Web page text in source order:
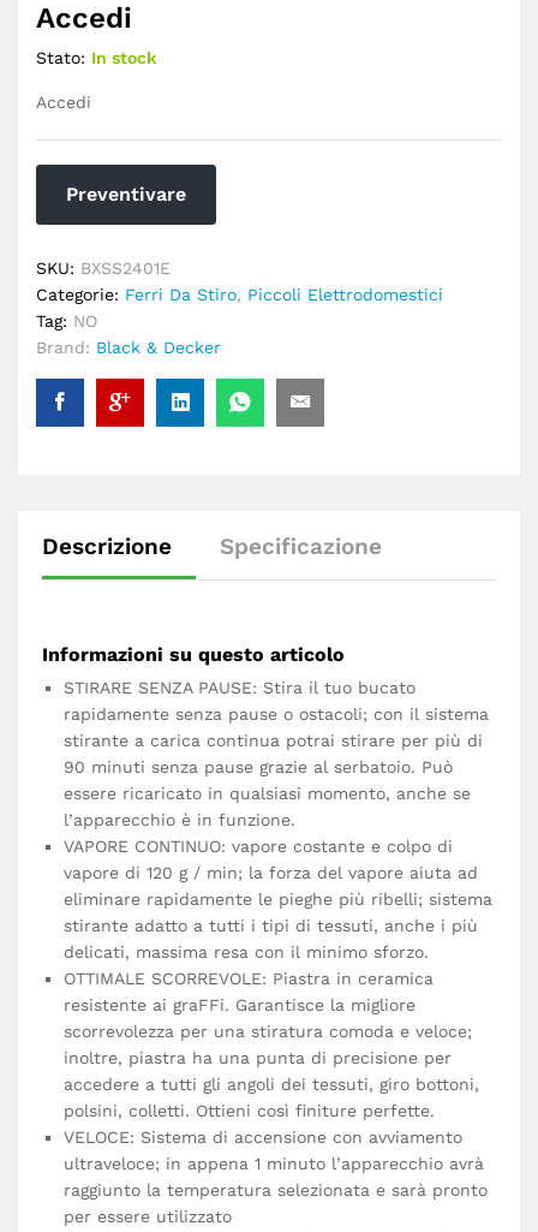
Accedi
Stato: In stock
Accedi
Preventivare
SKU: BXSS2401E
Categorie: Ferri Da Stiro, Piccoli Elettrodomestici
Tag: NO
Brand: Black & Decker
Descrizione Specificazione
Informazioni su questo articolo
STIRARE SENZA PAUSE: Stira il tuo bucato
rapidamente senza pause o ostacoli; con il sistema
stirante a carica continua potrai stirare per più di
90 minuti senza pause grazie al serbatoio. Può
essere ricaricato in qualsiasi momento, anche se
l’apparecchio è in funzione.
VAPORE CONTINUO: vapore costante e colpo di
vapore di 120 g / min; la forza del vapore aiuta ad
eliminare rapidamente le pieghe più ribelli; sistema
stirante adatto a tutti i tipi di tessuti, anche i più
delicati, massima resa con il minimo sforzo.
OTTIMALE SCORREVOLE: Piastra in ceramica
resistente ai graFFi. Garantisce la migliore
scorrevolezza per una stiratura comoda e veloce;
inoltre, piastra ha una punta di precisione per
accedere a tutti gli angoli dei tessuti, giro bottoni,
polsini, colletti. Ottieni così finiture perfette.
VELOCE: Sistema di accensione con avviamento
ultraveloce; in appena 1 minuto l’apparecchio avrà
raggiunto la temperatura selezionata e sarà pronto
per essere utilizzato